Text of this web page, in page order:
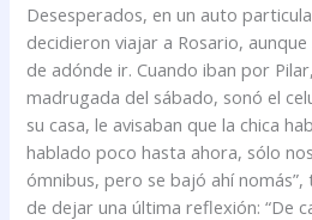
Desesperados, en un auto
decidieron viajar a Rosario,
de adónde ir. Cuando iban por
madrugada del sábado, sonó el
su casa, le avisaban que la chica
hablado poco hasta ahora, sólo
ómnibus, pero se bajó ahí
de dejar una última reflexión: “De